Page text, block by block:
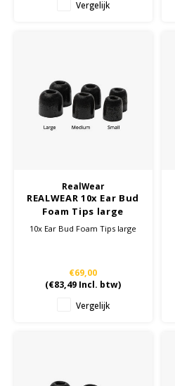
Vergelijk
RealWear
REALWEAR 10x Ear Bud
Foam Tips large
10x Ear Bud Foam Tips large
€69,00
(€83,49 Incl. btw)
Vergelijk